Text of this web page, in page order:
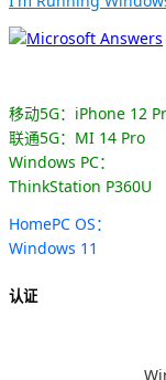
移动5G：iPhone 12
联通5G：MI 14 Pro
Windows PC：
ThinkStation P360U
HomePC OS：
Windows 11
认证